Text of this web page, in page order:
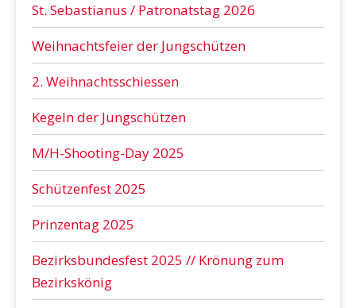
St. Sebastianus / Patronatstag 2026
Weihnachtsfeier der Jungschützen
2. Weihnachtsschiessen
Kegeln der Jungschützen
M/H-Shooting-Day 2025
Schützenfest 2025
Prinzentag 2025
Bezirksbundesfest 2025 // Krönung zum
Bezirkskönig